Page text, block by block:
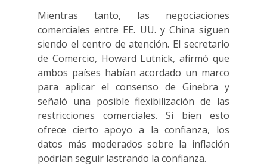
Mientras tanto, las negociaciones
comerciales entre EE. UU. y China siguen
siendo el centro de atención. El secretario
de Comercio, Howard Lutnick, afirmó que
ambos países habían acordado un marco
para aplicar el consenso de Ginebra y
señaló una posible flexibilización de las
restricciones comerciales. Si bien esto
ofrece cierto apoyo a la confianza, los
datos más moderados sobre la inflación
podrían seguir lastrando la confianza.